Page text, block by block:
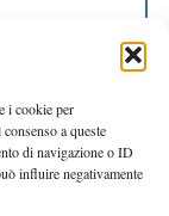
i cookie per
a queste
di navigazione o ID
influire negativamente
2 milioni